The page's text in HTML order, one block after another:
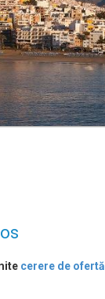
cerere de ofertă